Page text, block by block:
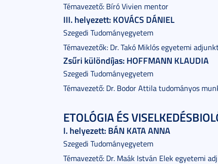
Témavezető: Bíró Vivien mentor
III. helyezett: KOVÁCS DÁNIEL
Szegedi Tudományegyetem
Témavezetők: Dr. Takó Miklós egyetemi
Zsűri különdíjas: HOFFMANN KLAUDIA
Szegedi Tudományegyetem
Témavezető: Dr. Bodor Attila tudományos
ETOLÓGIA ÉS
I. helyezett: BÁN KATA ANNA
Szegedi Tudományegyetem
Témavezető: Dr. Maák István Elek egyetemi